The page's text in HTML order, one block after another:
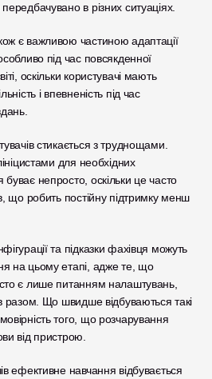
в різних ситуаціях.
є важливою частиною адаптації
під час повсякденної
оскільки користувачі мають
і впевненість під час
стикається з труднощами.
для необхідних
непросто, оскільки це часто
що робить постійну підтримку менш
та підказки фахівця можуть
на цьому етапі, адже те, що
є лише питанням налаштувань,
разом. Що швидше відбуваються такі
того, що розчарування
від пристрою.
ефективне навчання відбувається